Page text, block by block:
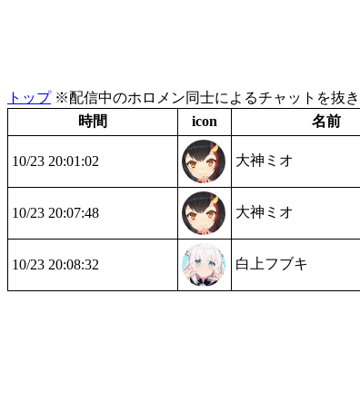
トップ※配信中のホロメン同士によるチャットを抜き
時間
icon 名前
10/23 20:01:02 大神ミオ
10/23 20:07:48 大神ミオ
10/23 20:08:32 白上フブキ